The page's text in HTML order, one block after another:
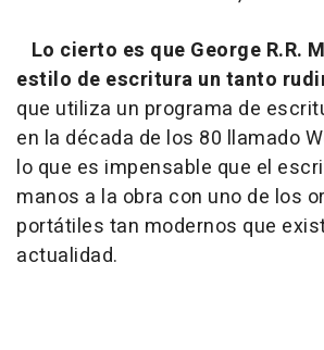
Lo cierto es que George R.R.
estilo de escritura un tanto
que utiliza un programa de
en la década de los 80 llamado
lo que es impensable que el
manos a la obra con uno de los
portátiles tan modernos que
actualidad.